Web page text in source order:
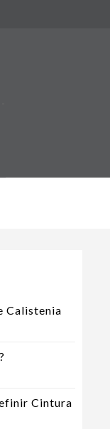
Calistenia
Cintura